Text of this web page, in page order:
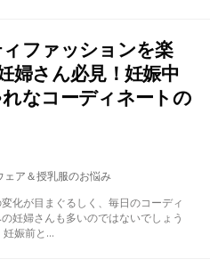
ファッションを楽
婦さん必見！妊娠中
なコーディネートの
ェア＆授乳服のお悩み
化が目まぐるしく、毎日のコーディ
妊婦さんも多いのではないでしょう
娠前と...